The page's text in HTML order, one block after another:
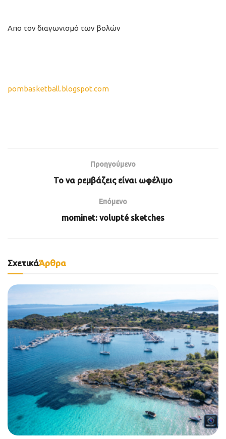
Απο τον διαγωνισμό των βολών
pombasketball.blogspot.com
Προηγούμενο
Το να ρεμβάζεις είναι ωφέλιμο
Επόμενο
mominet: volupté sketches
ΣχετικάΆρθρα